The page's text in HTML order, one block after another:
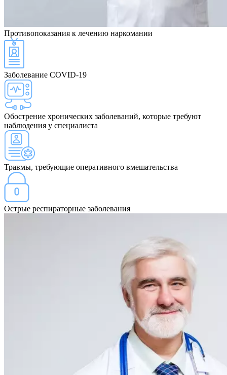
Противопоказания к лечению наркомании
Заболевание COVID-19
Обострение хронических заболеваний, которые требуют
наблюдения у специалиста
Травмы, требующие оперативного вмешательства
Острые респираторные заболевания